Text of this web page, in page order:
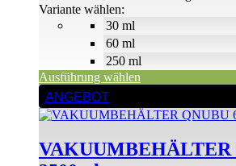
30 ml
60 ml
250 ml
Variante wählen:
Ausführung wählen
ANGEBOT
VAKUUMBEHÄLTER